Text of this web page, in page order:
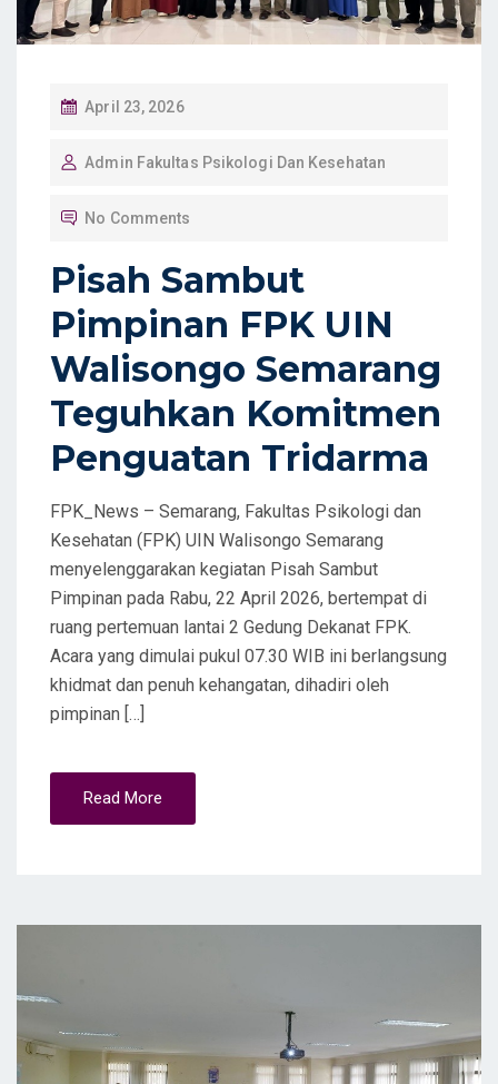
P
S
D
O
April 23, 2026
Admin Fakultas Psikologi Dan Kesehatan
No Comments
Pisah Sambut
Pimpinan FPK UIN
Walisongo Semarang
Teguhkan Komitmen
Penguatan Tridarma
FPK_News – Semarang, Fakultas Psikologi dan
Kesehatan (FPK) UIN Walisongo Semarang
menyelenggarakan kegiatan Pisah Sambut
Pimpinan pada Rabu, 22 April 2026, bertempat di
ruang pertemuan lantai 2 Gedung Dekanat FPK.
Acara yang dimulai pukul 07.30 WIB ini berlangsung
khidmat dan penuh kehangatan, dihadiri oleh
pimpinan […]
Read More